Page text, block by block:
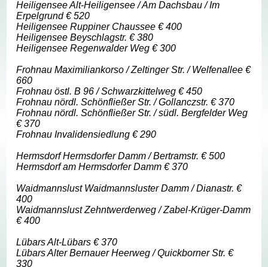
Heiligensee Alt-Heiligensee / Am Dachsbau / Im
Erpelgrund € 520
Heiligensee Ruppiner Chaussee € 400
Heiligensee Beyschlagstr. € 380
Heiligensee Regenwalder Weg € 300
Frohnau Maximiliankorso / Zeltinger Str. / Welfenallee €
660
Frohnau östl. B 96 / Schwarzkittelweg € 450
Frohnau nördl. Schönfließer Str. / Gollanczstr. € 370
Frohnau nördl. Schönfließer Str. / südl. Bergfelder Weg
€ 370
Frohnau Invalidensiedlung € 290
Hermsdorf Hermsdorfer Damm / Bertramstr. € 500
Hermsdorf am Hermsdorfer Damm € 370
Waidmannslust Waidmannsluster Damm / Dianastr. €
400
Waidmannslust Zehntwerderweg / Zabel-Krüger-Damm
€ 400
Lübars Alt-Lübars € 370
Lübars Alter Bernauer Heerweg / Quickborner Str. €
330